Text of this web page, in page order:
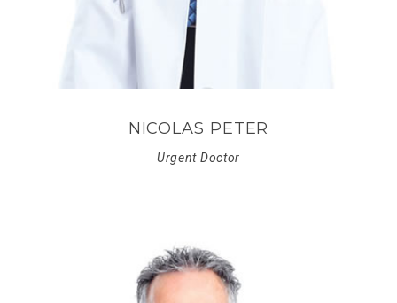
NICOLAS PETER
Urgent Doctor